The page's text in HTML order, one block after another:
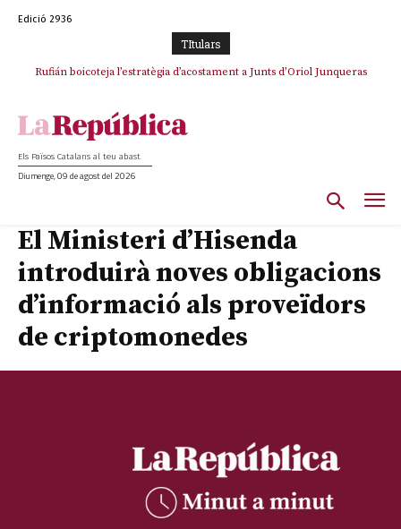
Edició 2936
TItulars
Rufián boicoteja l’estratègia d’acostament a Junts d’Oriol Junqueras
Els Països Catalans al teu abast
Diumenge, 09 de agost del 2026
El Ministeri d’Hisenda
introduirà noves obligacions
d’informació als proveïdors
de criptomonedes